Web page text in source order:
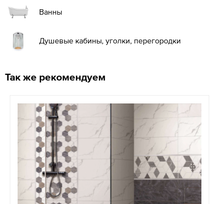
Ванны
Душевые кабины, уголки, перегородки
Так же рекомендуем